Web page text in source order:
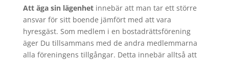
Att äga sin lägenhet innebär att man tar ett större
ansvar för sitt boende jämfört med att vara
hyresgäst. Som medlem i en bostadrättsförening
äger Du tillsammans med de andra medlemmarna
alla föreningens tillgångar. Detta innebär alltså att